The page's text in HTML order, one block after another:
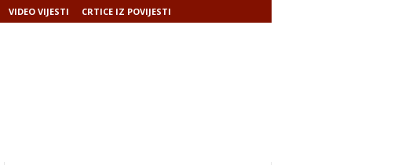
VIDEO VIJESTI CRTICE IZ POVIJESTI